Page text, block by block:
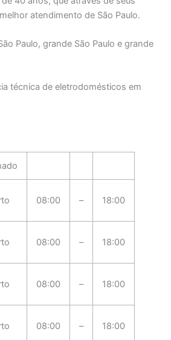
atendimento de São Paulo.
Paulo, grande São Paulo e grande
técnica de eletrodomésticos em
08:00 – 18:00
08:00 – 18:00
08:00 – 18:00
08:00 – 18:00